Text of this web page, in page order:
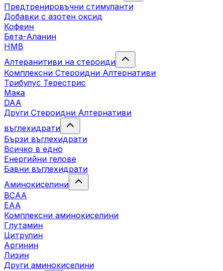
Предтренировъчни стимуланти
Добавки с азотен оксид
Кофеин
Бета-Аланин
HMB
Алтеранитиви на стероиди
Комплексни Стероидни Алтернативи
Трибулус Терестрис
Maка
DAA
Други Стероидни Алтернативи
въглехидрати
Бързи въглехидрати
Всичко в едно
Енергийни гелове
Бавни въглехидрати
Аминокиселини
BCAA
EAA
Комплексни аминокиселини
Глутамин
Цитрулин
Аргинин
Лизин
Други аминокиселини